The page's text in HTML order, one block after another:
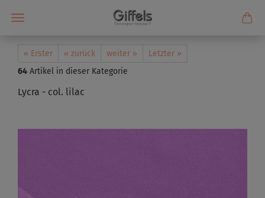
« Erster « zurück weiter »
Letzter »
64 Artikel in dieser Kategorie
Lycra - col. lilac